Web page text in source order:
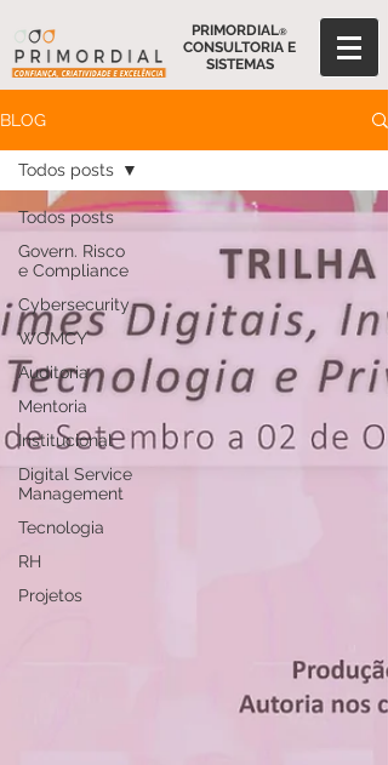
PRIMORDIAL®
CONSULTORIA E
SISTEMAS
BLOG
Todos posts
Govern. Risco
e Compliance
Cybersecurity
WOMCY
Auditoria
Mentoria
Institucional
Digital Service
Management
Tecnologia
RH
Projetos
Todos posts